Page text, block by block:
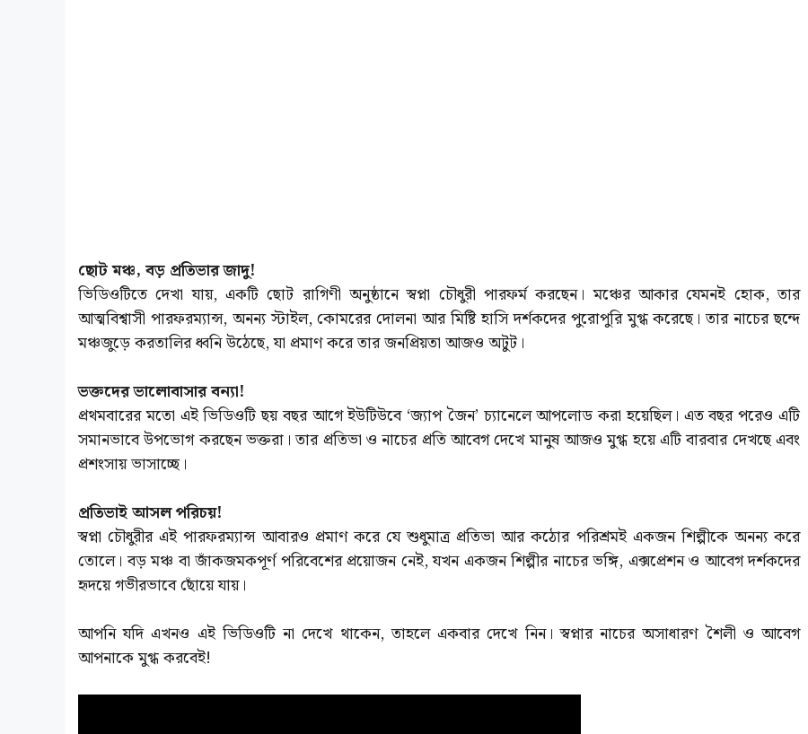
ছোট মঞ্চ, বড় প্রতিভার জাদু!
ভিডিওটিতে দেখা যায়, একটি ছোট রাগিণী অনুষ্ঠানে স্বপ্না চৌধুরী পারফর্ম করছেন। মঞ্চের আকার যেমনই হোক, তার
আত্মবিশ্বাসী পারফরম্যান্স, অনন্য স্টাইল, কোমরের দোলনা আর মিষ্টি হাসি দর্শকদের পুরোপুরি মুগ্ধ করেছে। তার নাচের ছন্দে
মঞ্চজুড়ে করতালির ধ্বনি উঠেছে, যা প্রমাণ করে তার জনপ্রিয়তা আজও অটুট।
ভক্তদের ভালোবাসার বন্যা!
প্রথমবারের মতো এই ভিডিওটি ছয় বছর আগে ইউটিউবে ‘জ্যাপ জৈন’ চ্যানেলে আপলোড করা হয়েছিল। এত বছর পরেও এটি
সমানভাবে উপভোগ করছেন ভক্তরা। তার প্রতিভা ও নাচের প্রতি আবেগ দেখে মানুষ আজও মুগ্ধ হয়ে এটি বারবার দেখছে এবং
প্রশংসায় ভাসাচ্ছে।
প্রতিভাই আসল পরিচয়!
স্বপ্না চৌধুরীর এই পারফরম্যান্স আবারও প্রমাণ করে যে শুধুমাত্র প্রতিভা আর কঠোর পরিশ্রমই একজন শিল্পীকে অনন্য করে
তোলে। বড় মঞ্চ বা জাঁকজমকপূর্ণ পরিবেশের প্রয়োজন নেই, যখন একজন শিল্পীর নাচের ভঙ্গি, এক্সপ্রেশন ও আবেগ দর্শকদের
হৃদয়ে গভীরভাবে ছোঁয়ে যায়।
আপনি যদি এখনও এই ভিডিওটি না দেখে থাকেন, তাহলে একবার দেখে নিন। স্বপ্নার নাচের অসাধারণ শৈলী ও আবেগ
আপনাকে মুগ্ধ করবেই!